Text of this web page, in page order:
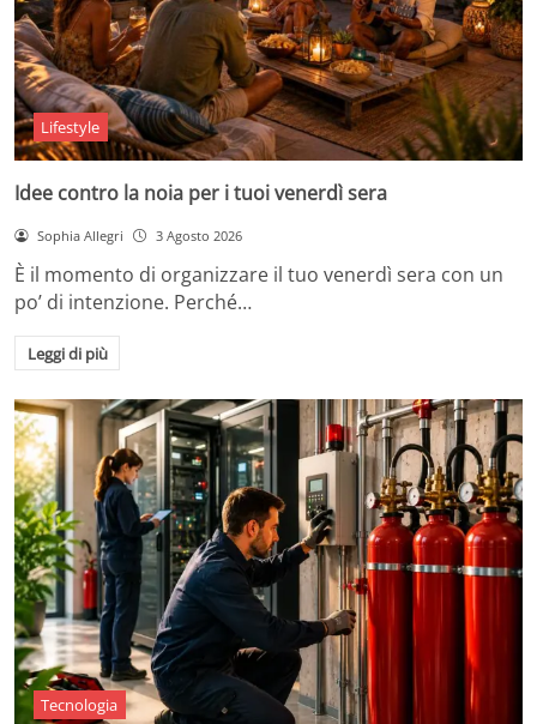
Lifestyle
Idee contro la noia per i tuoi venerdì sera
Sophia Allegri 3 Agosto 2026
È il momento di organizzare il tuo venerdì sera con un
po’ di intenzione. Perché…
Leggi di più
Tecnologia